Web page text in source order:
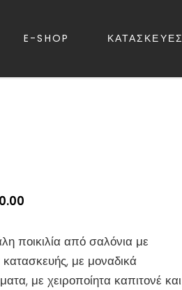
E-SHOP ΚΑΤΑΣΚΕΥΕΣ
τιμή
είναι:
€900.00.
ποικιλία από σαλόνια με
κατασκευής, με μοναδικά
με χειροποίητα καπιτονέ και